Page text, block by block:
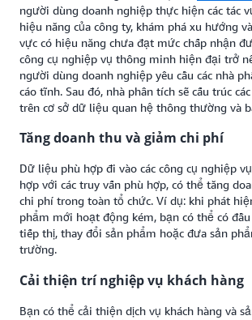
người dùng doanh nghiệp thực hiện các tác
hiệu năng của công ty, khám phá xu hướng
vực có hiệu năng chưa đạt mức chấp nhận
công cụ nghiệp vụ thông minh hiện đại trở
người dùng doanh nghiệp yêu cầu các nhà
cáo tĩnh. Sau đó, nhà phân tích sẽ cấu trúc
trên cơ sở dữ liệu quan hệ thông thường và
Tăng doanh thu và giảm chi phí
Dữ liệu phù hợp đi vào các công cụ nghiệp
hợp với các truy vấn phù hợp, có thể tăng
chi phí trong toàn tổ chức. Ví dụ: khi phát
phẩm mới hoạt động kém, bạn có thể có
tiếp thị, thay đổi sản phẩm hoặc đưa sản
trường.
Cải thiện trí nghiệp vụ khách hàng
Bạn có thể cải thiện dịch vụ khách hàng và